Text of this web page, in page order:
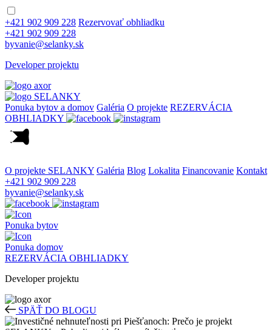
+421 902 909 228 Rezervovať obhliadku
+421 902 909 228
byvanie@selanky.sk
Developer projektu
Ponuka bytov a domov Galéria O projekte REZERVÁCIA
OBHLIADKY
O projekte SELANKY Galéria Blog Lokalita Financovanie Kontakt
+421 902 909 228
byvanie@selanky.sk
Ponuka bytov
Ponuka domov
REZERVÁCIA OBHLIADKY
Developer projektu
SPÄŤ DO BLOGU